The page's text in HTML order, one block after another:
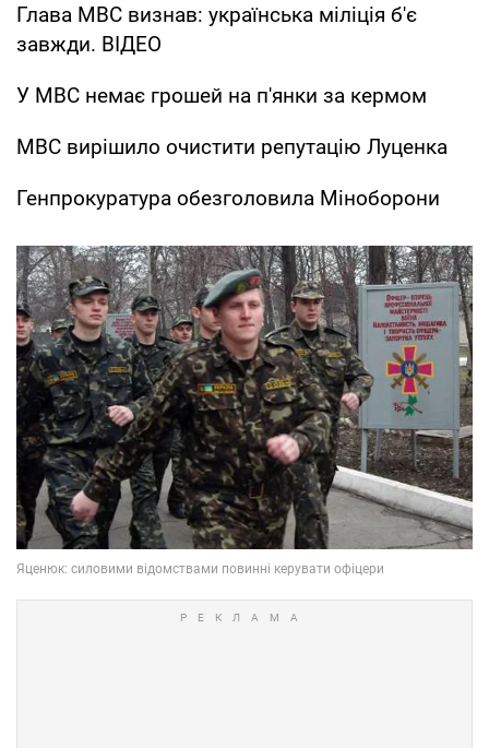
Глава МВС визнав: українська міліція б'є
завжди. ВІДЕО
У МВС немає грошей на п'янки за кермом
МВС вирішило очистити репутацію Луценка
Генпрокуратура обезголовила Міноборони